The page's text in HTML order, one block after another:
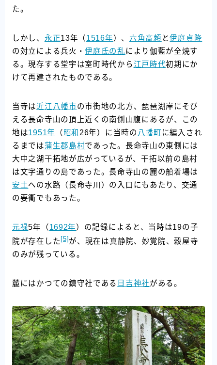
た。
しかし、 永正13年（ 1516年）、 六角高頼 と伊庭貞隆
の対立による兵火・伊庭氏の乱 により伽藍が全焼す
る。現存する堂宇は室町時代から江戸時代初期にか
けて再建されたものである。
当寺は近江八幡市の市街地の北方、琵琶湖岸にそび
える長命寺山の頂上近くの南側山腹にあるが、この
地は1951年 （ 昭和 26年）に当時の 八幡町 に編入され
るまでは蒲生郡島村であった。長命寺山の東側には
大中之湖干拓地が広がっているが、干拓以前の島村
は文字通りの島であった。長命寺山の麓の船着場は
安土への水路（長命寺川）の入口にもあたり、交通
の要衝でもあった。
元禄5年（ 1692年）の記録によると、当時は19の子
院が存在した [5]が、現在は真静院、妙覚院、穀屋寺
のみが残っている。
麓にはかつての鎮守社である 日吉神社がある。